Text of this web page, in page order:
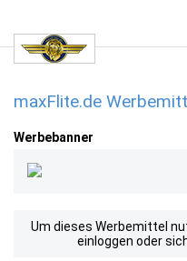
maxFlite.de
Werbebanner
Um dieses Werbemittel
einloggen oder